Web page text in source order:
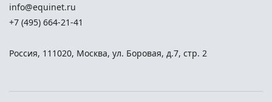
info@equinet.ru
+7 (495) 664-21-41
Россия, 111020, Москва, ул. Боровая, д.7, стр. 2